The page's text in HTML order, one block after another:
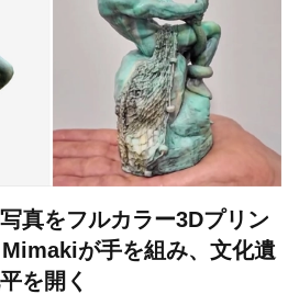
真をフルカラー3Dプリン
が手を組み、文化遺
を開く